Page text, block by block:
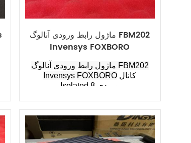
ماژول رابط ورودی آنالوگ FBM202
Invensys FOXBORO
ماژول رابط ورودی آنالوگ FBM202
Invensys FOXBORO
Isolated 8 ورودی